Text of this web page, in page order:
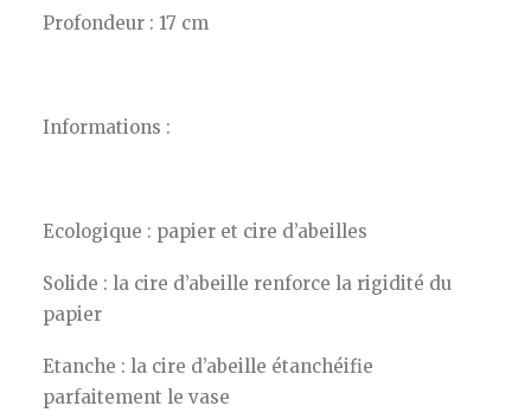
Profondeur : 17 cm
Informations :
Ecologique : papier et cire d’abeilles
Solide : la cire d’abeille renforce la rigidité du
papier
Etanche : la cire d’abeille étanchéifie
parfaitement le vase